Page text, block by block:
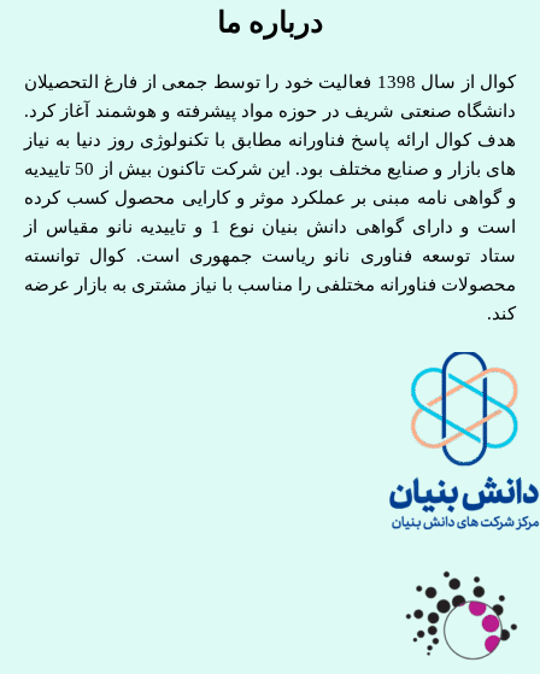
درباره ما
کوال از سال 1398 فعالیت خود را توسط جمعی از فارغ التحصیلان
دانشگاه صنعتی شریف در حوزه مواد پیشرفته و هوشمند آغاز کرد.
هدف کوال ارائه پاسخ فناورانه مطابق با تکنولوژی روز دنیا به نیاز
های بازار و صنایع مختلف بود. این شرکت تاکنون بیش از 50 تاییدیه
و گواهی نامه مبنی بر عملکرد موثر و کارایی محصول کسب کرده
است و دارای گواهی دانش بنیان نوع 1 و تاییدیه نانو مقیاس از
ستاد توسعه فناوری نانو ریاست جمهوری است. کوال توانسته
محصولات فناورانه مختلفی را مناسب با نیاز مشتری به بازار عرضه
کند.